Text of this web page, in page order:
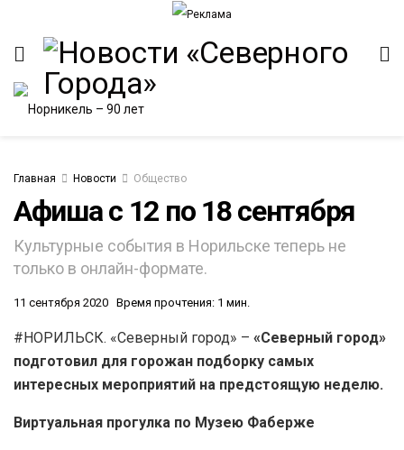
Главная Новости Общество
Афиша с 12 по 18 сентября
Культурные события в Норильске теперь не
только в онлайн-формате.
11 сентября 2020 Время прочтения: 1 мин.
#НОРИЛЬСК. «Северный город» – «Северный город»
подготовил для горожан подборку самых
интересных мероприятий на предстоящую неделю.
Виртуальная прогулка по Музею Фаберже